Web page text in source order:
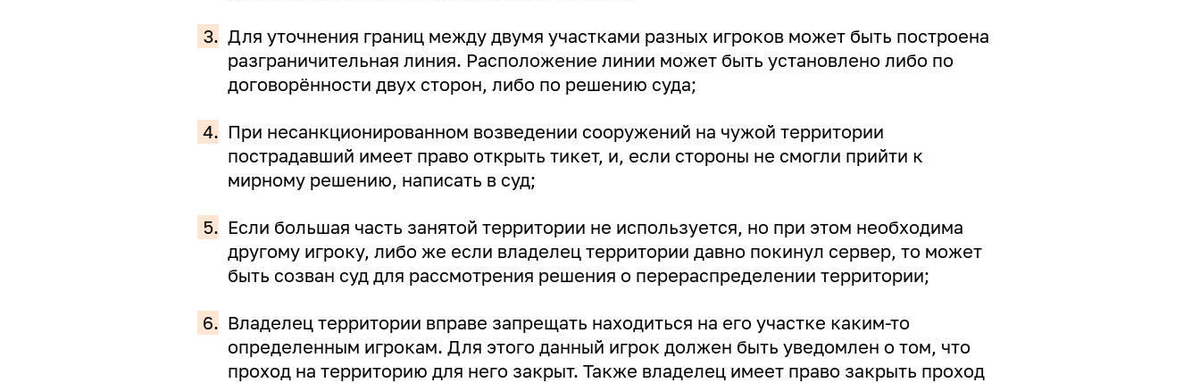
3. Для уточнения границ между двумя участками разных игроков может быть построена
разграничительная линия. Расположение линии может быть установлено либо по
договорённости двух сторон, либо по решению суда;
4. При несанкционированном возведении сооружений на чужой территории
пострадавший имеет право открыть тикет, и, если стороны не смогли прийти к
мирному решению, написать в суд;
5. Если большая часть занятой территории не используется, но при этом необходима
другому игроку, либо же если владелец территории давно покинул сервер, то может
быть созван суд для рассмотрения решения о перераспределении территории;
6. Владелец территории вправе запрещать находиться на его участке каким-то
определенным игрокам. Для этого данный игрок должен быть уведомлен о том, что
проход на территорию для него закрыт. Также владелец имеет право закрыть проход